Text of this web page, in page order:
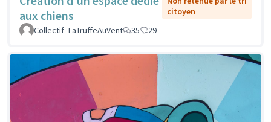
aux chiens
citoyen
Collectif_LaTruffeAuVent
35 29